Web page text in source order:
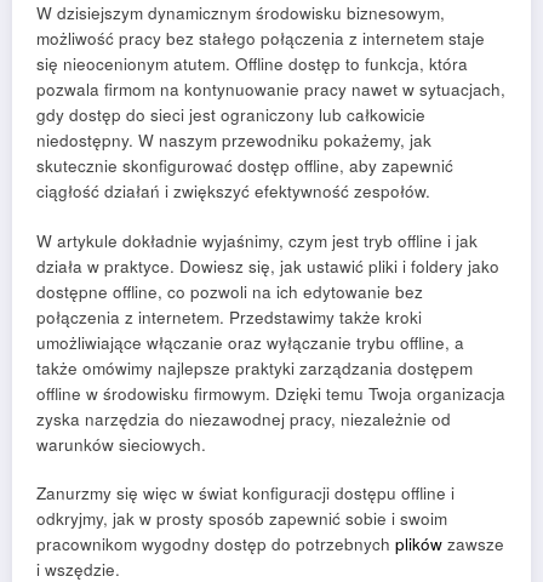
W dzisiejszym dynamicznym środowisku biznesowym,
możliwość pracy bez stałego połączenia z internetem staje
się nieocenionym atutem. Offline dostęp to funkcja, która
pozwala firmom na kontynuowanie pracy nawet w sytuacjach,
gdy dostęp do sieci jest ograniczony lub całkowicie
niedostępny. W naszym przewodniku pokażemy, jak
skutecznie skonfigurować dostęp offline, aby zapewnić
ciągłość działań i zwiększyć efektywność zespołów.
W artykule dokładnie wyjaśnimy, czym jest tryb offline i jak
działa w praktyce. Dowiesz się, jak ustawić pliki i foldery jako
dostępne offline, co pozwoli na ich edytowanie bez
połączenia z internetem. Przedstawimy także kroki
umożliwiające włączanie oraz wyłączanie trybu offline, a
także omówimy najlepsze praktyki zarządzania dostępem
offline w środowisku firmowym. Dzięki temu Twoja organizacja
zyska narzędzia do niezawodnej pracy, niezależnie od
warunków sieciowych.
Zanurzmy się więc w świat konfiguracji dostępu offline i
odkryjmy, jak w prosty sposób zapewnić sobie i swoim
pracownikom wygodny dostęp do potrzebnych plików zawsze
i wszędzie.